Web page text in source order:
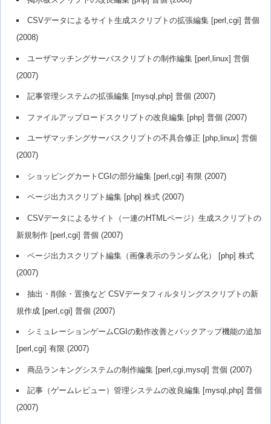
CSVデータによるサイト生成スクリプトの拡張編集 [perl,cgi] 普個
(2008)
ユーザマッチングサーバスクリプトの制作編集 [perl,linux] 営個
(2007)
記事管理システムの拡張編集 [mysql,php] 普個 (2007)
ファイルアップロードスクリプトの改良編集 [php] 普個 (2007)
ユーザマッチングサーバスクリプトの不具合修正 [php,linux] 営個
(2007)
ショッピングカートCGIの部分編集 [perl,cgi] 有限 (2007)
ページ出力スクリプト編集 [php] 株式 (2007)
CSVデータによるサイト（一連のHTMLページ）生成スクリプトの
新規制作 [perl,cgi] 普個 (2007)
ページ出力スクリプト編集（画像表示のランダム化） [php] 株式
(2007)
抽出・削除・置換など CSVデータフィルタリングスクリプトの新
規作成 [perl,cgi] 普個 (2007)
シミュレーションゲームCGIの動作改善とバックアップ機能の追加
[perl,cgi] 有限 (2007)
商品ランキングシステムの制作編集 [perl,cgi,mysql] 営個 (2007)
記事（ゲームレビュー）管理システムの改良編集 [mysql,php] 普個
(2007)